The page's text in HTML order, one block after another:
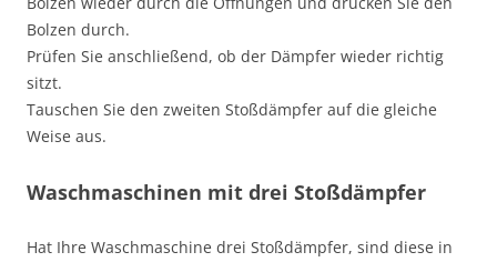
Bolzen durch.
Prüfen Sie anschließend, ob der Dämpfer wieder richtig
sitzt.
Tauschen Sie den zweiten Stoßdämpfer auf die gleiche
Weise aus.
Waschmaschinen mit drei Stoßdämpfer
Hat Ihre Waschmaschine drei Stoßdämpfer, sind diese in